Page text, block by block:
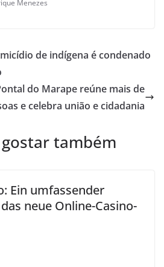
Menezes
de indígena é condenado
do Marape reúne mais de
e celebra união e cidadania
também
Ein umfassender
neue Online-Casino-